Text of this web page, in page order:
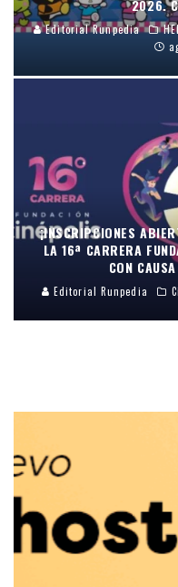
2026.
Editorial Runpedia
¡INSCRIPCIONES
LA 16ª CARRERA
CON
Editorial Runpedia